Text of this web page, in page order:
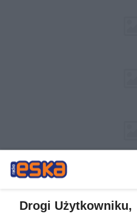
Drogi Użytkowniku,